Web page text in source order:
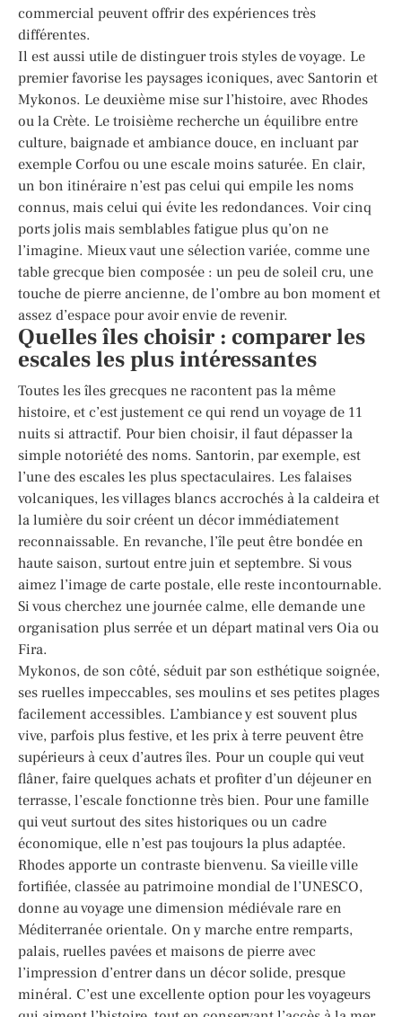
commercial peuvent offrir des expériences très
différentes.
Il est aussi utile de distinguer trois styles de voyage. Le
premier favorise les paysages iconiques, avec Santorin et
Mykonos. Le deuxième mise sur l’histoire, avec Rhodes
ou la Crète. Le troisième recherche un équilibre entre
culture, baignade et ambiance douce, en incluant par
exemple Corfou ou une escale moins saturée. En clair,
un bon itinéraire n’est pas celui qui empile les noms
connus, mais celui qui évite les redondances. Voir cinq
ports jolis mais semblables fatigue plus qu’on ne
l’imagine. Mieux vaut une sélection variée, comme une
table grecque bien composée : un peu de soleil cru, une
touche de pierre ancienne, de l’ombre au bon moment et
assez d’espace pour avoir envie de revenir.
Quelles îles choisir : comparer les
escales les plus intéressantes
Toutes les îles grecques ne racontent pas la même
histoire, et c’est justement ce qui rend un voyage de 11
nuits si attractif. Pour bien choisir, il faut dépasser la
simple notoriété des noms. Santorin, par exemple, est
l’une des escales les plus spectaculaires. Les falaises
volcaniques, les villages blancs accrochés à la caldeira et
la lumière du soir créent un décor immédiatement
reconnaissable. En revanche, l’île peut être bondée en
haute saison, surtout entre juin et septembre. Si vous
aimez l’image de carte postale, elle reste incontournable.
Si vous cherchez une journée calme, elle demande une
organisation plus serrée et un départ matinal vers Oia ou
Fira.
Mykonos, de son côté, séduit par son esthétique soignée,
ses ruelles impeccables, ses moulins et ses petites plages
facilement accessibles. L’ambiance y est souvent plus
vive, parfois plus festive, et les prix à terre peuvent être
supérieurs à ceux d’autres îles. Pour un couple qui veut
flâner, faire quelques achats et profiter d’un déjeuner en
terrasse, l’escale fonctionne très bien. Pour une famille
qui veut surtout des sites historiques ou un cadre
économique, elle n’est pas toujours la plus adaptée.
Rhodes apporte un contraste bienvenu. Sa vieille ville
fortifiée, classée au patrimoine mondial de l’UNESCO,
donne au voyage une dimension médiévale rare en
Méditerranée orientale. On y marche entre remparts,
palais, ruelles pavées et maisons de pierre avec
l’impression d’entrer dans un décor solide, presque
minéral. C’est une excellente option pour les voyageurs